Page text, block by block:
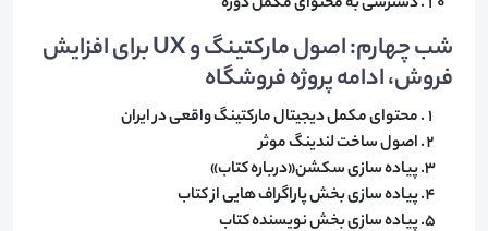
شب چهارم: اصول مارکتینگ و UX برای افزایش
فروش، ادامه پروژه فروشگاه
​محتوای مکمل دیجیتال مارکتینگ واقعی در ایران
اصول ساخت لندینگ موثر
پیاده سازی سکشن«درباره کتاب»
پیاده سازی بخش پاراگراف هایی از کتاب
پیاده سازی بخش نویسنده کتاب